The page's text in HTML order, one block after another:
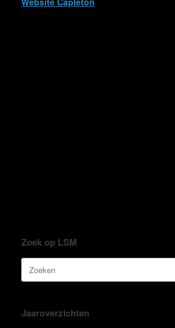
Zoek op LSM
naar:
Jaaroverzichten